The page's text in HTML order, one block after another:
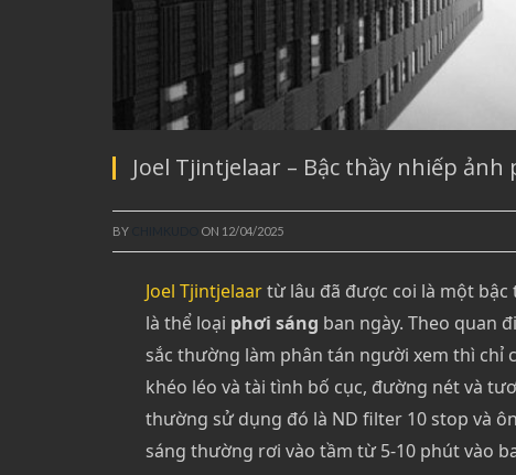
Joel Tjintjelaar – Bậc thầy nhiếp
BY ON 12/04/2025
Joel Tjintjelaartừ lâu đã được coi là một
là thể loại phơi sáng ban ngày. Theo quan
sắc thường làm phân tán người xem thì
khéo léo và tài tình bố cục, đường nét và
thường sử dụng đó là ND filter 10 stop và
sáng thường rơi vào tầm từ 5-10 phút vào